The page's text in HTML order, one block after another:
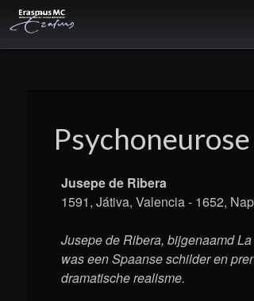
Jusepe de Ribera
1591, Játiva, Valencia - 1652,
Jusepe de Ribera, bijgenaamd
was een Spaanse schilder en
dramatische realisme.